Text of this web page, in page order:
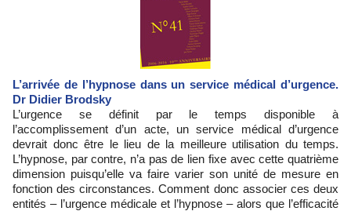
L’arrivée de l’hypnose dans un service médical d’urgence.
Dr Didier Brodsky
L’urgence se définit par le temps disponible à
l’accomplissement d’un acte, un service médical d’urgence
devrait donc être le lieu de la meilleure utilisation du temps.
L’hypnose, par contre, n’a pas de lien fixe avec cette quatrième
dimension puisqu’elle va faire varier son unité de mesure en
fonction des circonstances. Comment donc associer ces deux
entités – l’urgence médicale et l’hypnose – alors que l’efficacité